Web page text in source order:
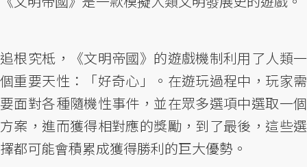
追根究柢，《文明帝國》的遊戲機制利用了人類一
個重要天性：「好奇心」。在遊玩過程中，玩家需
要面對各種隨機性事件，並在眾多選項中選取一個
方案，進而獲得相對應的獎勵，到了最後，這些選
擇都可能會積累成獲得勝利的巨大優勢。